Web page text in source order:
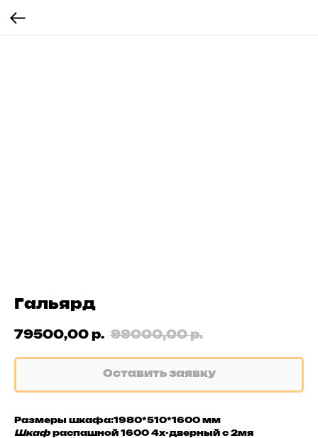
Гальярд
79500,00 р. 99000,00 р.
Оставить заявку
Размеры шкафа:1980*510*1600 мм
Шкафраспашной 1600 4х-дверный с 2мя